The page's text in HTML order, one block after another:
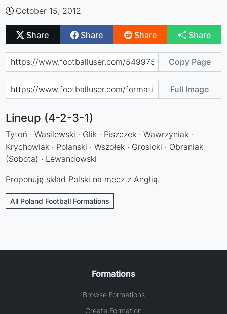
October 15, 2012
Share Share Share Share
Copy Page
Full Image
Lineup (4-2-3-1)
Tytoń · Wasilewski · Glik · Piszczek · Wawrzyniak ·
Krychowiak · Polanski · Wszołek · Grosicki · Obraniak
(Sobota) · Lewandowski
Proponuję skład Polski na mecz z Anglią.
All Poland Football Formations
Formations
Browse Formations
Create Formation